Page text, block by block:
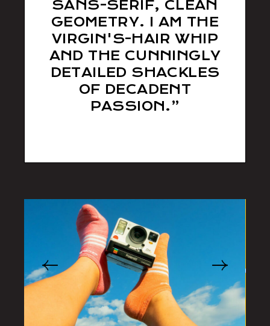
SANS-SERIF, CLEAN
GEOMETRY. I AM THE
VIRGIN'S-HAIR WHIP
AND THE CUNNINGLY
DETAILED SHACKLES
OF DECADENT
PASSION.”